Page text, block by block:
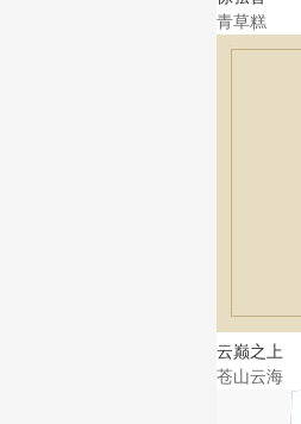
青草糕
云巅之上
苍山云海